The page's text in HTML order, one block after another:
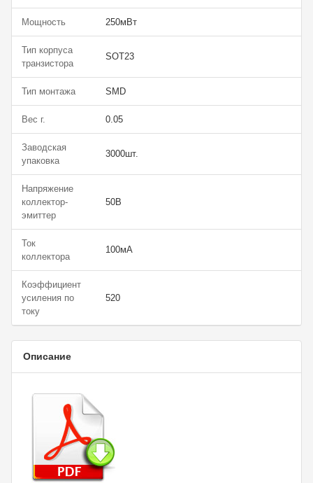
Мощность 250мВт
Тип корпуса
транзистора
SOT23
Тип монтажа SMD
Вес г. 0.05
Заводская
упаковка
3000шт.
Напряжение
коллектор-
эмиттер
50В
Ток
коллектора
100мА
Коэффициент
усиления по
току
520
Описание